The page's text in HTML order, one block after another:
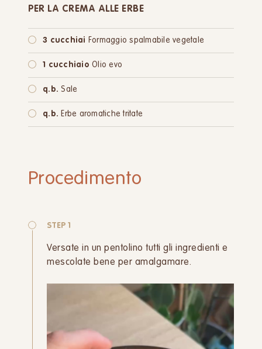
PER LA CREMA ALLE ERBE
3 cucchiai Formaggio spalmabile vegetale
1 cucchiaio Olio evo
q.b. Sale
q.b. Erbe aromatiche tritate
Procedimento
STEP 1
Versate in un pentolino tutti gli ingredienti e
mescolate bene per amalgamare.